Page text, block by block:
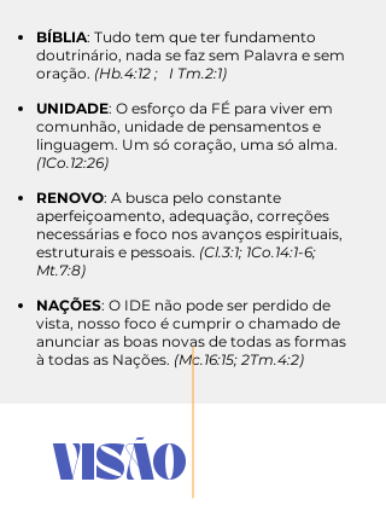
BÍBLIA: Tudo tem que ter fundamento
doutrinário, nada se faz sem Palavra e sem
oração. (Hb.4:12 ; I Tm.2:1)
UNIDADE: O esforço da FÉ para viver em
comunhão, unidade de pensamentos e
linguagem. Um só coração, uma só alma.
(1Co.12:26)
RENOVO: A busca pelo constante
aperfeiçoamento, adequação, correções
necessárias e foco nos avanços espirituais,
estruturais e pessoais. (Cl.3:1; 1Co.14:1-6;
Mt.7:8)
NAÇÕES: O IDE não pode ser perdido de
vista, nosso foco é cumprir o chamado de
anunciar as boas novas de todas as formas
à todas as Nações. (Mc.16:15; 2Tm.4:2)
VISÃO